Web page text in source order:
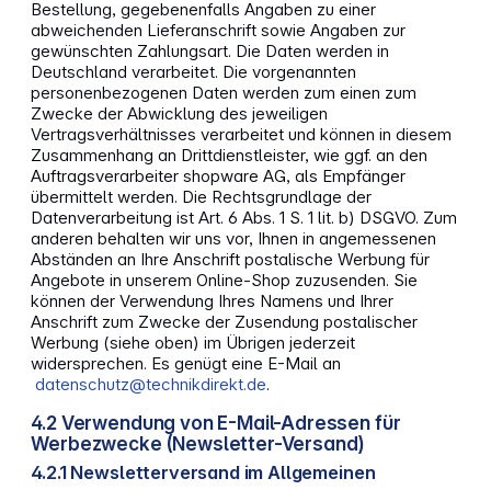
Bestellung, gegebenenfalls Angaben zu einer
abweichenden Lieferanschrift sowie Angaben zur
gewünschten Zahlungsart. Die Daten werden in
Deutschland verarbeitet. Die vorgenannten
personenbezogenen Daten werden zum einen zum
Zwecke der Abwicklung des jeweiligen
Vertragsverhältnisses verarbeitet und können in diesem
Zusammenhang an Drittdienstleister, wie ggf. an den
Auftragsverarbeiter shopware AG, als Empfänger
übermittelt werden. Die Rechtsgrundlage der
Datenverarbeitung ist Art. 6 Abs. 1 S. 1 lit. b) DSGVO. Zum
anderen behalten wir uns vor, Ihnen in angemessenen
Abständen an Ihre Anschrift postalische Werbung für
Angebote in unserem Online-Shop zuzusenden. Sie
können der Verwendung Ihres Namens und Ihrer
Anschrift zum Zwecke der Zusendung postalischer
Werbung (siehe oben) im Übrigen jederzeit
widersprechen. Es genügt eine E-Mail an
datenschutz@technikdirekt.de.
4.2 Verwendung von E-Mail-Adressen für
Werbezwecke (Newsletter-Versand)
4.2.1 Newsletterversand im Allgemeinen